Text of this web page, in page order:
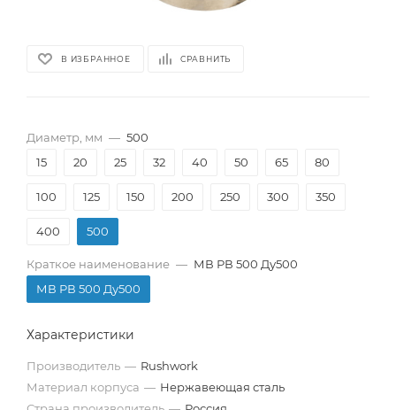
В ИЗБРАННОЕ СРАВНИТЬ
Диаметр, мм — 500
15
20 25 32 40 50 65 80
100 125 150 200 250 300 350
400 500
Краткое наименование — МВ РВ 500 Ду500
МВ РВ 500 Ду500
Характеристики
Производитель — Rushwork
Материал корпуса — Нержавеющая сталь